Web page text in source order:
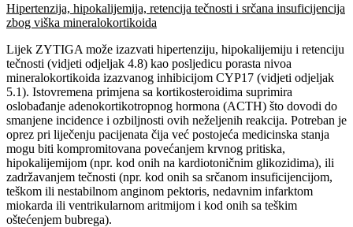
Hipertenzija, hipokalijemija, retencija tečnosti i srčana insuficijencija
zbog viška mineralokortikoida
Lijek ZYTIGA može izazvati hipertenziju, hipokalijemiju i retenciju
tečnosti (vidjeti odjeljak 4.8) kao posljedicu porasta nivoa
mineralokortikoida izazvanog inhibicijom CYP17 (vidjeti odjeljak
5.1). Istovremena primjena sa kortikosteroidima suprimira
oslobađanje adenokortikotropnog hormona (ACTH) što dovodi do
smanjene incidence i ozbiljnosti ovih neželjenih reakcija. Potreban je
oprez pri liječenju pacijenata čija već postojeća medicinska stanja
mogu biti kompromitovana povećanjem krvnog pritiska,
hipokalijemijom (npr. kod onih na kardiotoničnim glikozidima), ili
zadržavanjem tečnosti (npr. kod onih sa srčanom insuficijencijom,
teškom ili nestabilnom anginom pektoris, nedavnim infarktom
miokarda ili ventrikularnom aritmijom i kod onih sa teškim
oštećenjem bubrega).